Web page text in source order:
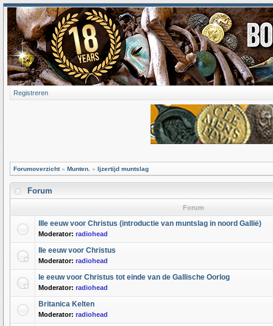
Registreren
Forumoverzicht» Munten. » Ijzertijd muntslag
Forum
Forum
IIIe eeuw voor Christus (introductie van muntslag in noord Gallië)
Moderator: radiohead
IIe eeuw voor Christus
Moderator: radiohead
Ie eeuw voor Christus tot einde van de Gallische Oorlog
Moderator: radiohead
Britanica Kelten
Moderator: radiohead